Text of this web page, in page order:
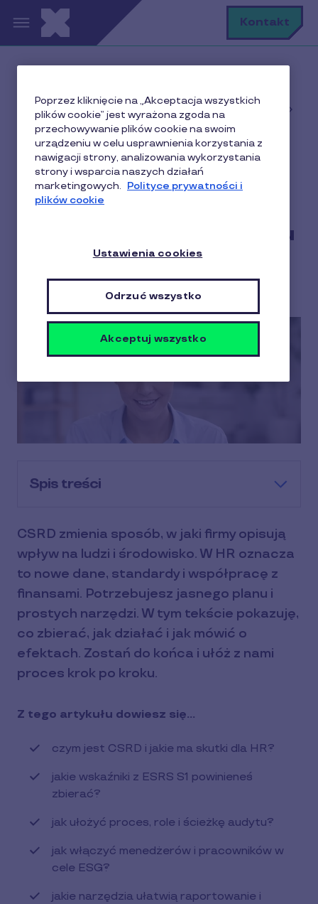
Przejdź do treści Kontakt
Baza wiedzy o motywowaniu i nagradzaniu w
biznesie
Benefity dla pracowników
Dyrektywy CSRD z punktu widzenia działów HR
Dyrektywy CSRD z punktu
widzenia działów HR
6 min czytania 18 Grudzień 2025
Spis treści
CSRD zmienia sposób, w jaki firmy opisują
wpływ na ludzi i środowisko. W HR oznacza
to nowe dane, standardy i współpracę z
finansami. Potrzebujesz jasnego planu i
prostych narzędzi. W tym tekście pokazuję,
co zbierać, jak działać i jak mówić o
efektach. Zostań do końca i ułóż z nami
proces krok po kroku.
Z tego artykułu dowiesz się...
czym jest CSRD i jakie ma skutki dla HR?
jakie wskaźniki z ESRS S1 powinieneś
zbierać?
jak ułożyć proces, role i ścieżkę audytu?
jak włączyć menedżerów i pracowników w
cele ESG?
jakie narzędzia ułatwią raportowanie i
Poprzez kliknięcie na „Akceptacja wszystkich
plików cookie” jest wyrażona zgoda na
przechowywanie plików cookie na swoim
urządzeniu w celu usprawnienia korzystania z
nawigacji strony, analizowania wykorzystania
strony i wsparcia naszych działań
marketingowych. Polityce prywatności i
plików cookie
Ustawienia cookies
Odrzuć wszystko
Akceptuj wszystko